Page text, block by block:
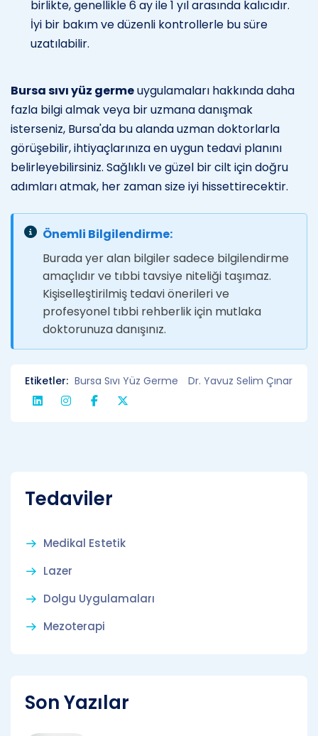
birlikte, genellikle 6 ay ile 1 yıl arasında kalıcıdır.
İyi bir bakım ve düzenli kontrollerle bu süre
uzatılabilir.
Bursa sıvı yüz germeuygulamaları hakkında daha
fazla bilgi almak veya bir uzmana danışmak
isterseniz, Bursa'da bu alanda uzman doktorlarla
görüşebilir, ihtiyaçlarınıza en uygun tedavi planını
belirleyebilirsiniz. Sağlıklı ve güzel bir cilt için doğru
adımları atmak, her zaman size iyi hissettirecektir.
Önemli Bilgilendirme:
Burada yer alan bilgiler sadece bilgilendirme
amaçlıdır ve tıbbi tavsiye niteliği taşımaz.
Kişiselleştirilmiş tedavi önerileri ve
profesyonel tıbbi rehberlik için mutlaka
doktorunuza danışınız.
Etiketler: Bursa Sıvı Yüz Germe Dr. Yavuz Selim Çınar
Tedaviler
Medikal Estetik
Lazer
Dolgu Uygulamaları
Mezoterapi
Son Yazılar